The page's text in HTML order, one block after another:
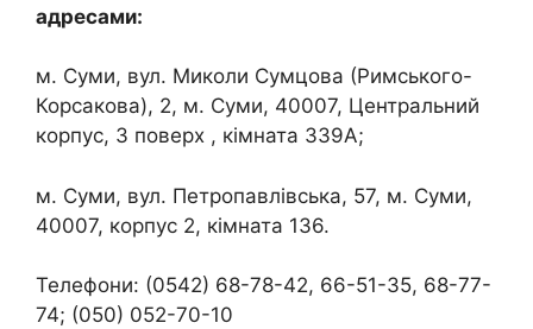
адресами:
м. Суми, вул. Миколи Сумцова (Римського-
Корсакова), 2, м. Суми, 40007, Центральний
корпус, 3 поверх , кімната 339А;
м. Суми, вул. Петропавлівська, 57, м. Суми,
40007, корпус 2, кімната 136.
Телефони: (0542) 68-78-42, 66-51-35, 68-77-
74; (050) 052-70-10